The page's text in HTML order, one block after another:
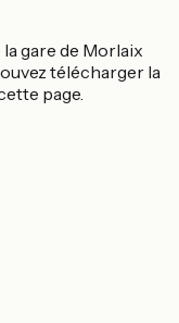
la gare de Morlaix
télécharger la
page.